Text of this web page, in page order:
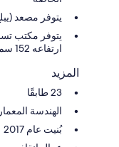
يتوفر مصعد (يبلغ
يتوفر مكتب
ارتفاعه 152 سم)
المزيد
23 طابقًا
الهندسة
بُنيت عام 2017